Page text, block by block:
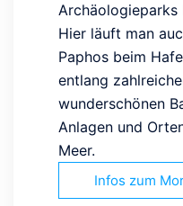
Archäologieparks
Hier läuft man
Paphos beim
entlang
wunderschönen
Anlagen und
Meer.
Infos zum